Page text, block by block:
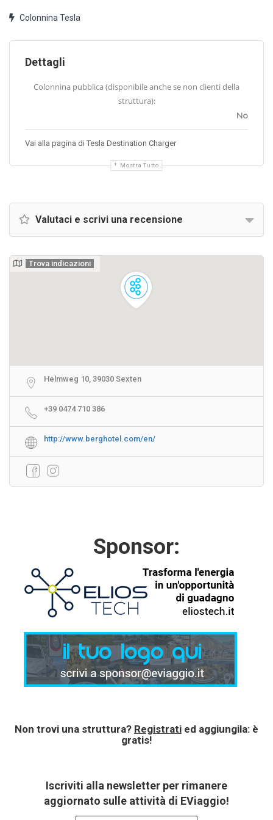
Colonnina Tesla
Dettagli
Colonnina pubblica (disponibile anche se non clienti della
struttura):
No
Vai alla pagina di Tesla Destination Charger
Mostra Tutto
Valutaci e scrivi una recensione
Trova indicazioni
Helmweg 10, 39030 Sexten
+39 0474 710 386
http://www.berghotel.com/en/
Sponsor:
Non trovi una struttura? Registrati ed aggiungila: è
gratis!
Iscriviti alla newsletter per rimanere
aggiornato sulle attività di EViaggio!